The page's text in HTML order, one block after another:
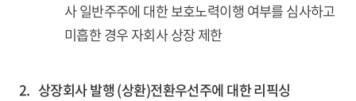
사 일반주주에 대한 보호노력이행 여부를 심사하고
미흡한 경우 자회사 상장 제한
2. 상장회사 발행 (상환)전환우선주에 대한 리픽싱